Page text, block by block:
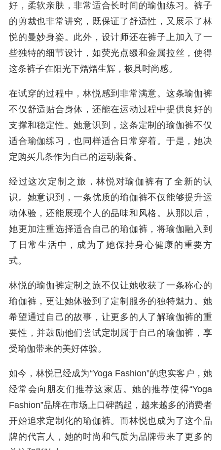
好，柔软亲肤，非常适合长时间的瑜伽练习。裤子
的剪裁也非常讲究，既保证了舒适性，又展示了林
悦的曼妙身姿。此外，设计师还在裤子上加入了一
些独特的细节设计，如荧光点缀和金属拉丝，使得
这条裤子在阳光下熠熠生辉，极具时尚感。
在试穿的过程中，林悦感到非常满意。这条瑜伽裤
不仅舒适贴合身体，还能在运动过程中提供良好的
支撑和稳定性。她意识到，这条定制的瑜伽裤不仅
适合瑜伽练习，也同样适合日常穿着。于是，她决
定购买几条作为自己的运动装备。
经过这次定制之旅，林悦对瑜伽裤有了全新的认
识。她意识到，一条优质的瑜伽裤不仅能够提升运
动体验，还能展现个人的品味和风格。从那以后，
她更加注重选择适合自己的瑜伽裤，将瑜伽融入到
了日常生活中，成为了她保持身心健康的重要方
式。
林悦的瑜伽裤定制之旅不仅让她收获了一条称心的
瑜伽裤，更让她体验到了定制服务的独特魅力。她
希望通过自己的故事，让更多的人了解瑜伽裤的重
要性，并鼓励他们尝试定制属于自己的瑜伽裤，享
受瑜伽带来的美好体验。
如今，林悦已经成为“Yoga Fashion”的忠实客户，她
经常会向朋友们推荐这家店。她的推荐使得“Yoga
Fashion”品牌在市场上口碑鹊起，越来越多的消费者
开始追求定制化的瑜伽裤。而林悦也成为了这个品
牌的代言人，她的时尚和气质为品牌带来了更多的